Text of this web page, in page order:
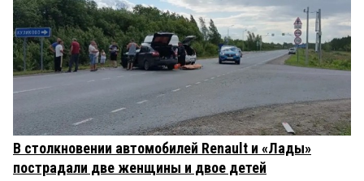
В столкновении автомобилей Renault и «Лады»
пострадали две женщины и двое детей